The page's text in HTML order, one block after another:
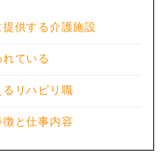
供する介護施設
ている
リハビリ職
と仕事内容